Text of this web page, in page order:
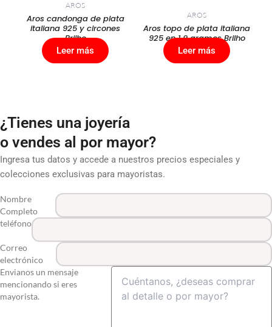
AROS
Aros candonga de plata
italiana 925 y circones
Brilho
Leer más
AROS
Aros topo de plata italiana
925 en 1,9 gramos Brilho
Leer más
¿Tienes una joyería
o vendes al por mayor?
Ingresa tus datos y accede a nuestros precios especiales y
colecciones exclusivas para mayoristas.
Nombre
Completo
teléfono
Correo
electrónico
Envianos un mensaje
mencionando si eres
mayorista.